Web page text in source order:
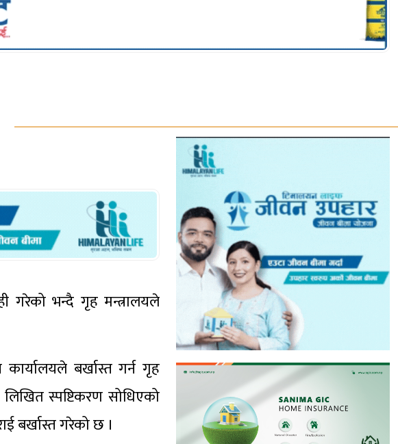
गरेको भन्दै गृह मन्त्रालयले
बर्खास्त गर्न गृह
लिखित स्पष्टिकरण सोधिएको
बर्खास्त गरेको छ ।